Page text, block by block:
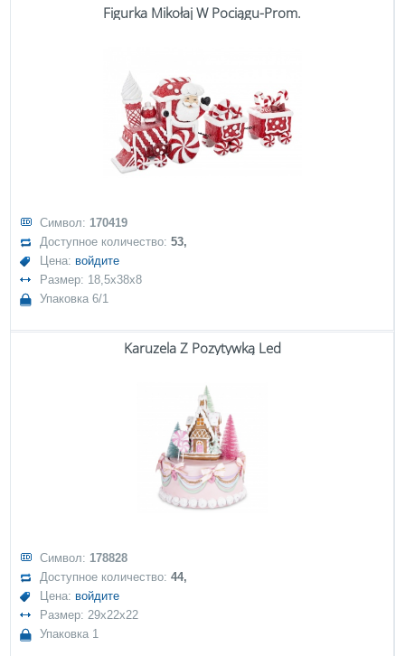
Figurka Mikołaj W Pociągu-Prom.
Символ: 170419
Доступное количество:53,
Цена: войдите
Размер: 18,5x38x8
Упаковка 6/1
Karuzela Z Pozytywką Led
Символ: 178828
Доступное количество:44,
Цена: войдите
Размер: 29x22x22
Упаковка 1